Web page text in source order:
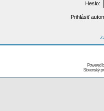
Heslo:
Prihlásiť
Powered
Slovenský